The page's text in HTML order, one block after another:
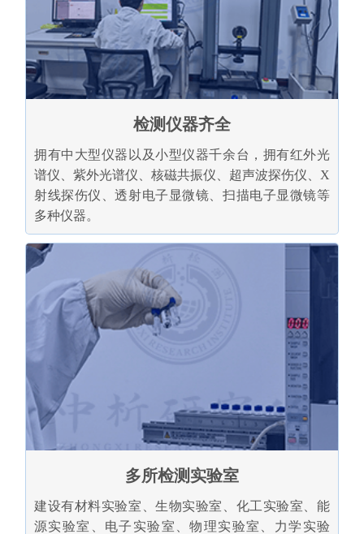
检测仪器齐全
拥有中大型仪器以及小型仪器千余台，拥有红外光
谱仪、紫外光谱仪、核磁共振仪、超声波探伤仪、X
射线探伤仪、透射电子显微镜、扫描电子显微镜等
多种仪器。
多所检测实验室
建设有材料实验室、生物实验室、化工实验室、能
源实验室、电子实验室、物理实验室、力学实验